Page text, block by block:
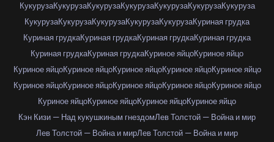
КукурузаКукурузаКукурузаКукурузаКукурузаКукурузаКукуруза
КукурузаКукурузаКукурузаКукурузаКукурузаКуриная грудка
Куриная грудкаКуриная грудкаКуриная грудкаКуриная грудка
Куриная грудкаКуриная грудкаКуриное яйцоКуриное яйцо
Куриное яйцоКуриное яйцоКуриное яйцоКуриное яйцоКуриное яйцо
Куриное яйцоКуриное яйцоКуриное яйцоКуриное яйцоКуриное яйцо
Куриное яйцоКуриное яйцоКуриное яйцоКуриное яйцо
Кэн Кизи — Над кукушкиным гнездомЛев Толстой — Война и мир
Лев Толстой — Война и мирЛев Толстой — Война и мир